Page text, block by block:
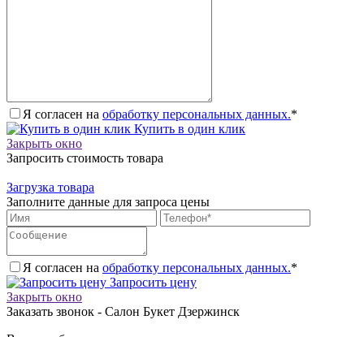
Я согласен на обработку персональных данных.*
Купить в один клик
Закрыть окно
Запросить стоимость товара
Загрузка товара
Заполните данные для запроса цены
Я согласен на обработку персональных данных.*
Запросить цену
Закрыть окно
Заказать звонок - Салон Букет Дзержинск